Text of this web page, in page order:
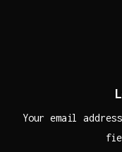
Your email